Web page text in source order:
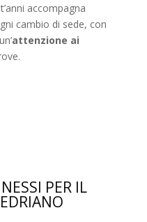
accompagna
cambio di sede, con
attenzione ai
PER IL